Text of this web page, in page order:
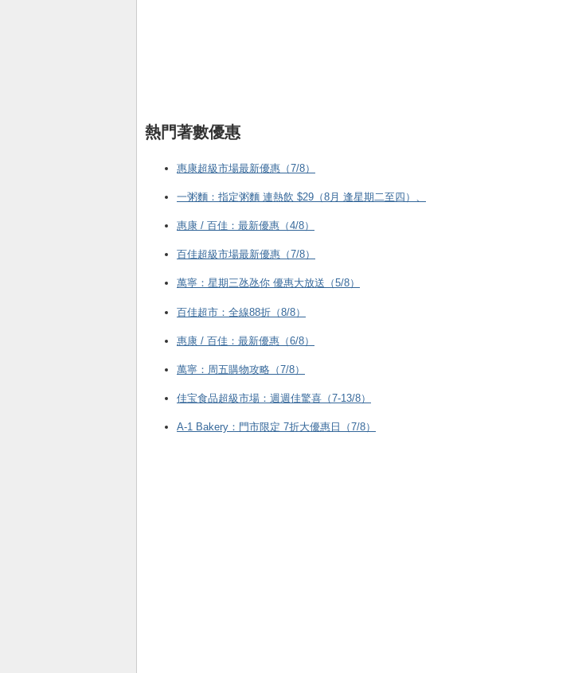
熱門著數優惠
惠康超級市場最新優惠（7/8）
一粥麵：指定粥麵 連熱飲 $29（8月 逢星期二至四）、
惠康 / 百佳：最新優惠（4/8）
百佳超級市場最新優惠（7/8）
萬寧：星期三氹氹你 優惠大放送（5/8）
百佳超市：全線88折（8/8）
惠康 / 百佳：最新優惠（6/8）
萬寧：周五購物攻略（7/8）
佳宝食品超級市場：週週佳驚喜（7-13/8）
A-1 Bakery：門市限定 7折大優惠日（7/8）